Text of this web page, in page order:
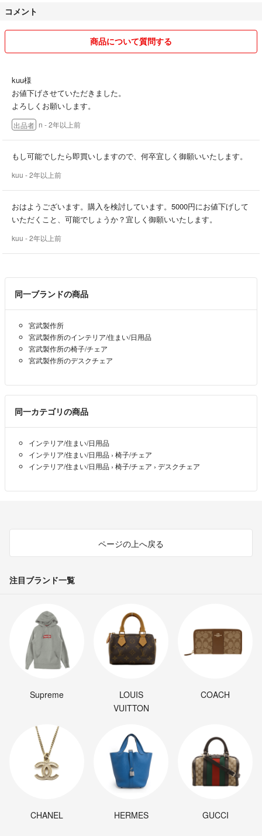
コメント
商品について質問する
kuu様
お値下げさせていただきました。
よろしくお願いします。
出品者 n - 2年以上前
もし可能でしたら即買いしますので、何卒宜しく御願いいたします。
kuu - 2年以上前
おはようございます。購入を検討しています。5000円にお値下げして
いただくこと、可能でしょうか？宜しく御願いいたします。
kuu - 2年以上前
同一ブランドの商品
宮武製作所
宮武製作所のインテリア/住まい/日用品
宮武製作所の椅子/チェア
宮武製作所のデスクチェア
同一カテゴリの商品
インテリア/住まい/日用品
インテリア/住まい/日用品 › 椅子/チェア
インテリア/住まい/日用品 › 椅子/チェア › デスクチェア
ページの上へ戻る
注目ブランド一覧
Supreme
LOUIS
VUITTON
COACH
CHANEL HERMES GUCCI